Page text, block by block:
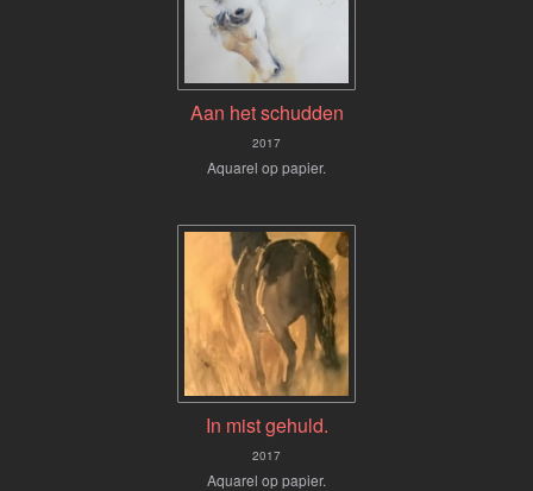
Aan het schudden
2017
Aquarel op papier.
In mist gehuld.
2017
Aquarel op papier.